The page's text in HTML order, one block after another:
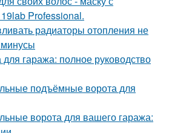
Professional.
радиаторы отопления не
гаража: полное руководство
подъёмные ворота для
ворота для вашего гаража: